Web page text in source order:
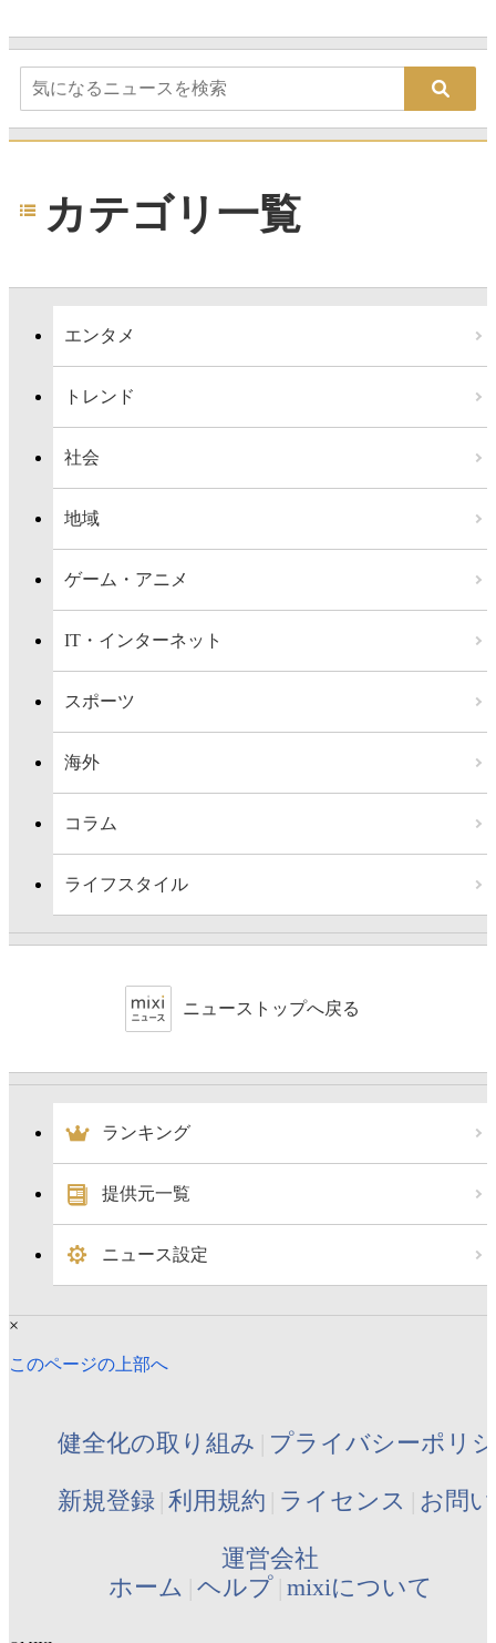
カテゴリ一覧
エンタメ
トレンド
社会
地域
ゲーム・アニメ
IT・インターネット
スポーツ
海外
コラム
ライフスタイル
ニューストップへ戻る
ランキング
提供元一覧
ニュース設定
×
このページの上部へ
健全化の取り組み プライバシーポリ
新規登録 利用規約 ライセンス お問
運営会社
ホーム ヘルプ mixiについて